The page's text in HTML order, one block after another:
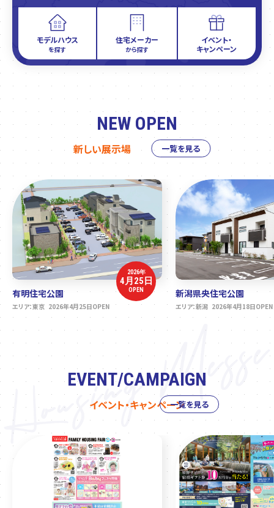
モデルハウス
を探す
住宅メーカー
から探す
イベント・
キャンペーン
NEW OPEN
新しい展示場 一覧を見る
2026年
4月25日
OPEN
有明住宅公園
エリア：東京 2026年4月25日OPEN
新潟県央住宅公園
エリア：新潟 2026年4月18日OPEN
EVENT/CAMPAIGN
イベント・キャンペーン一覧を見る